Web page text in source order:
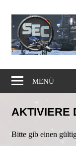
Inhalt
springen
Community
MENÜ
AKTIVIERE
Bitte gib einen